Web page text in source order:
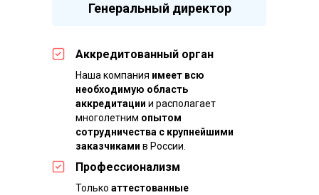
Наша компания имеет всю
необходимую область
аккредитации и располагает
многолетним опытом
сотрудничества с крупнейшими
заказчиками в России.
Аккредитованный орган
Только аттестованные
Профессионализм
Генеральный директор